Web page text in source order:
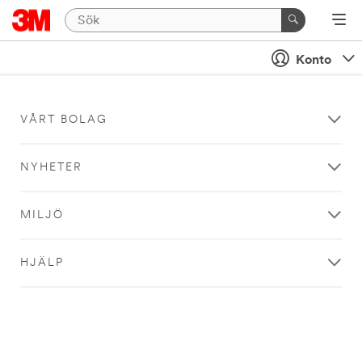
Konto
VÅRT BOLAG
NYHETER
MILJÖ
HJÄLP